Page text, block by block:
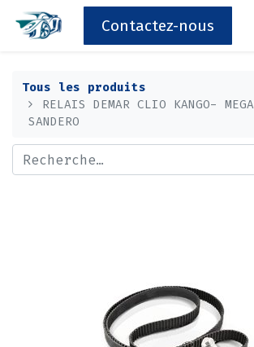
Contactez-nous
Tous les produits
RELAIS DEMAR CLIO KANGO-
SANDERO